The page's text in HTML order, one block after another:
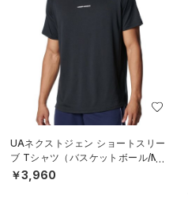
UAネクストジェン ショートスリー
ブ Tシャツ（バスケットボール/ME
N）
￥3,960